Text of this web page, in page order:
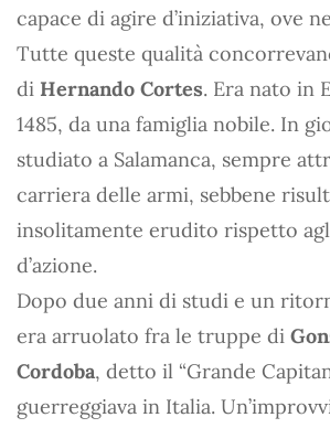
capace di agire d’iniziativa, ove
Tutte queste qualità
di Hernando Cortes. Era nato in
1485, da una famiglia nobile. In
studiato a Salamanca, sempre
carriera delle armi, sebbene
insolitamente erudito rispetto
d’azione.
Dopo due anni di studi e un
era arruolato fra le truppe di
Cordoba, detto il “Grande
guerreggiava in Italia.